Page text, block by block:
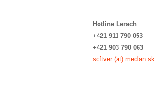
Hotline Lerach
+421 911 790 053
+421 903 790 063
softver (at) median.sk